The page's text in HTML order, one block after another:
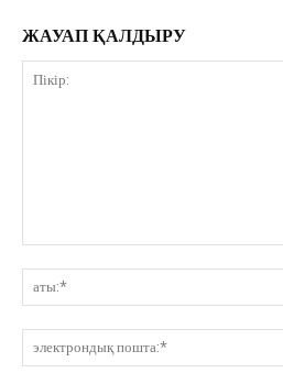
ЖАУАП ҚАЛДЫРУ